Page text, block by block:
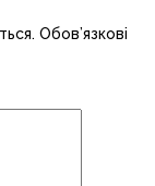
Обов’язкові